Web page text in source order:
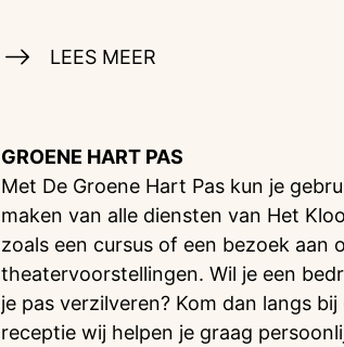
LEES MEER
GROENE HART PAS
Met De Groene Hart Pas kun je
maken van alle diensten van Het
zoals een cursus of een bezoek aan
theatervoorstellingen. Wil je een
je pas verzilveren? Kom dan langs bij
receptie wij helpen je graag